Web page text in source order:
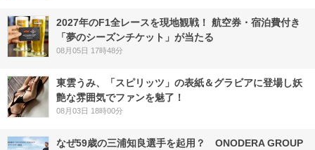
2027年のF1全レースを現地観戦！ 航空券・宿泊費付き
「夢のシーズンチケット」が当たる
08月05日 17時48分
東雲うみ、「スピリッツ」の表紙＆グラビアに登場し妖
艶な雰囲気でファンを魅了！
08月03日 18時00分
なぜ59歳の三浦知良選手を起用？ ONODERA GROUP